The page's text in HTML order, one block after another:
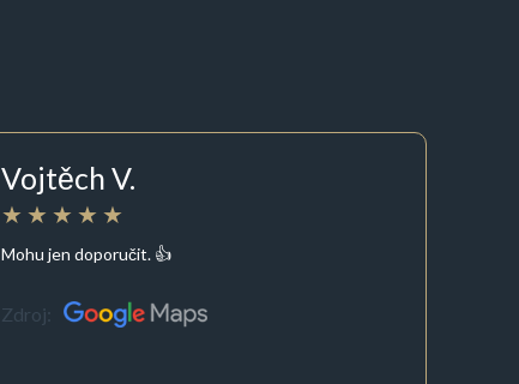
Vojtěch V.
Mohu jen doporučit. 👍
Zdroj: